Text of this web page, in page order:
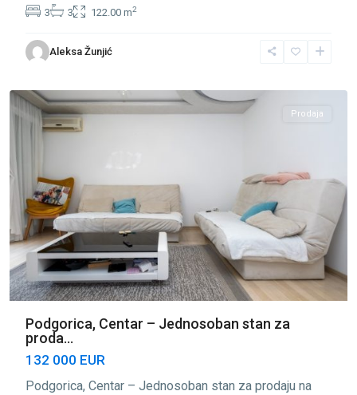
3 3 122.00 m2
Aleksa Žunjić
Centar
Podgorica,
Prodaja
Podgorica, Centar – Jednosoban stan za
proda...
132 000 EUR
Podgorica, Centar – Jednosoban stan za prodaju na